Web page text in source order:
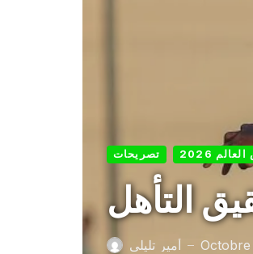
تصريحات 2026
أمير تليلي —